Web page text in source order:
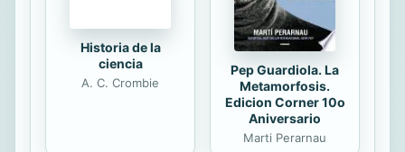
Historia de la
ciencia
A. C. Crombie
Pep Guardiola. La
Metamorfosis.
Edicion Corner 10o
Aniversario
Marti Perarnau